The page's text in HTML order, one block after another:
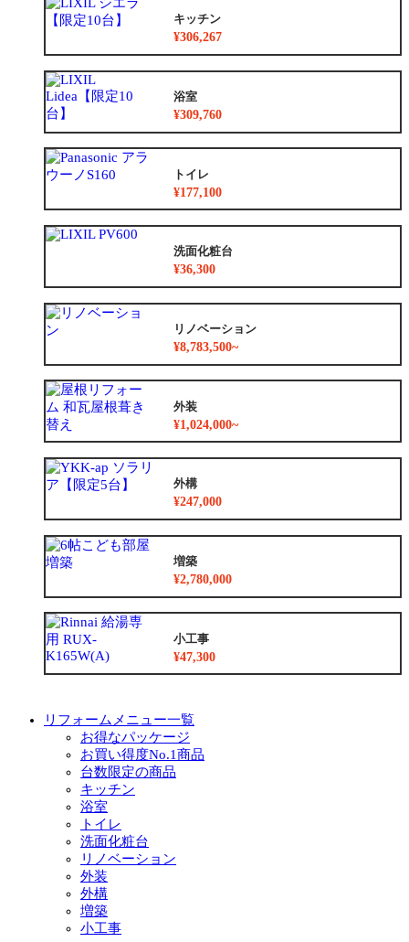
キッチン
¥306,267
浴室
¥309,760
トイレ
¥177,100
洗面化粧台
¥36,300
リノベーション
¥8,783,500~
外装
¥1,024,000~
外構
¥247,000
増築
¥2,780,000
小工事
¥47,300
リフォームメニュー一覧
お得なパッケージ
お買い得度No.1商品
台数限定の商品
キッチン
浴室
トイレ
洗面化粧台
リノベーション
外装
外構
増築
小工事